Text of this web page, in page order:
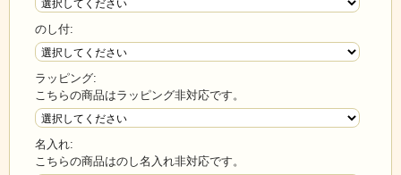
のし付:
ラッピング:
こちらの商品はラッピング非対応です。
名入れ:
こちらの商品はのし名入れ非対応です。